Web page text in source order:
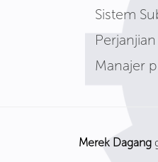
Sistem
Manajer
Merek Dagang